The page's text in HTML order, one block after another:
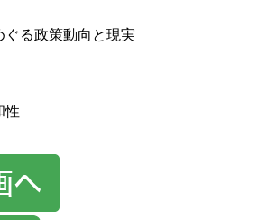
る政策動向と現実
性